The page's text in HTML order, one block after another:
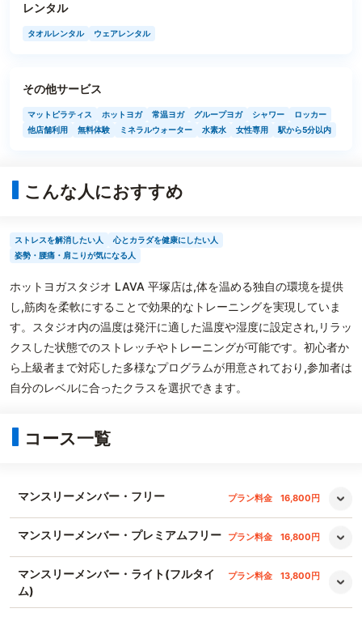
レンタル
タオルレンタル ウェアレンタル
その他サービス
マットピラティス ホットヨガ 常温ヨガ グループヨガ シャワー
ロッカー
他店舗利用
無料体験 ミネラルウォーター 水素水 女性専用 駅から5分以内
こんな人におすすめ
ストレスを解消したい人
心とカラダを健康にしたい人
姿勢・腰痛・肩こりが気になる人
ホットヨガスタジオ LAVA 平塚店は,体を温める独自の環境を提供
し,筋肉を柔軟にすることで効果的なトレーニングを実現していま
す。スタジオ内の温度は発汗に適した温度や湿度に設定され,リラッ
クスした状態でのストレッチやトレーニングが可能です。初心者か
ら上級者まで対応した多様なプログラムが用意されており,参加者は
自分のレベルに合ったクラスを選択できます。
コース一覧
マンスリーメンバー・フリー プラン料金 16,800円
マンスリーメンバー・プレミアムフリー プラン料金 16,800円
マンスリーメンバー・ライト(フルタイ
ム)
プラン料金 13,800円